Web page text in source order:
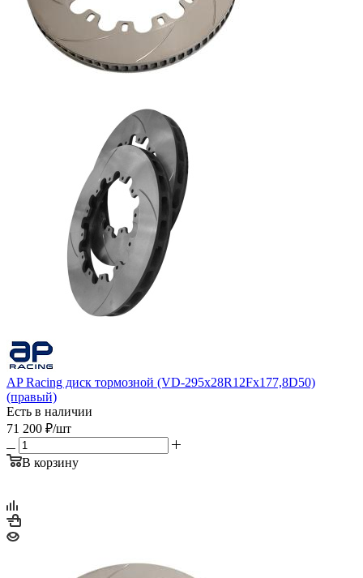
AP Racing диск тормозной (VD-295x28R12Fx177,8D50)
(правый)
Есть в наличии
71 200 ₽/шт
В корзину